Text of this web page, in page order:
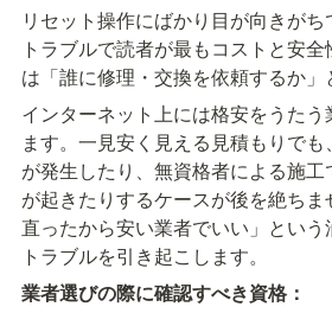
リセット操作にばかり目が向きが
トラブルで読者が最もコストと安
は「誰に修理・交換を依頼するか」
インターネット上には格安をうた
ます。一見安く見える見積もりで
が発生したり、無資格者による施
が起きたりするケースが後を絶ち
直ったから安い業者でいい」とい
トラブルを引き起こします。
業者選びの際に確認すべき資格：